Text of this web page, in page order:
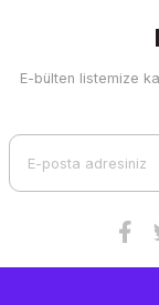
Görüş ve
Ürün resmi
E-bülten listemize